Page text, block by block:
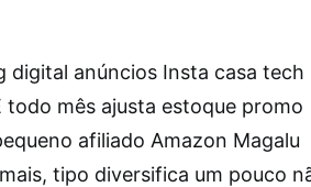
digital anúncios Insta casa tech
todo mês ajusta estoque promo
afiliado Amazon Magalu
tipo diversifica um pouco